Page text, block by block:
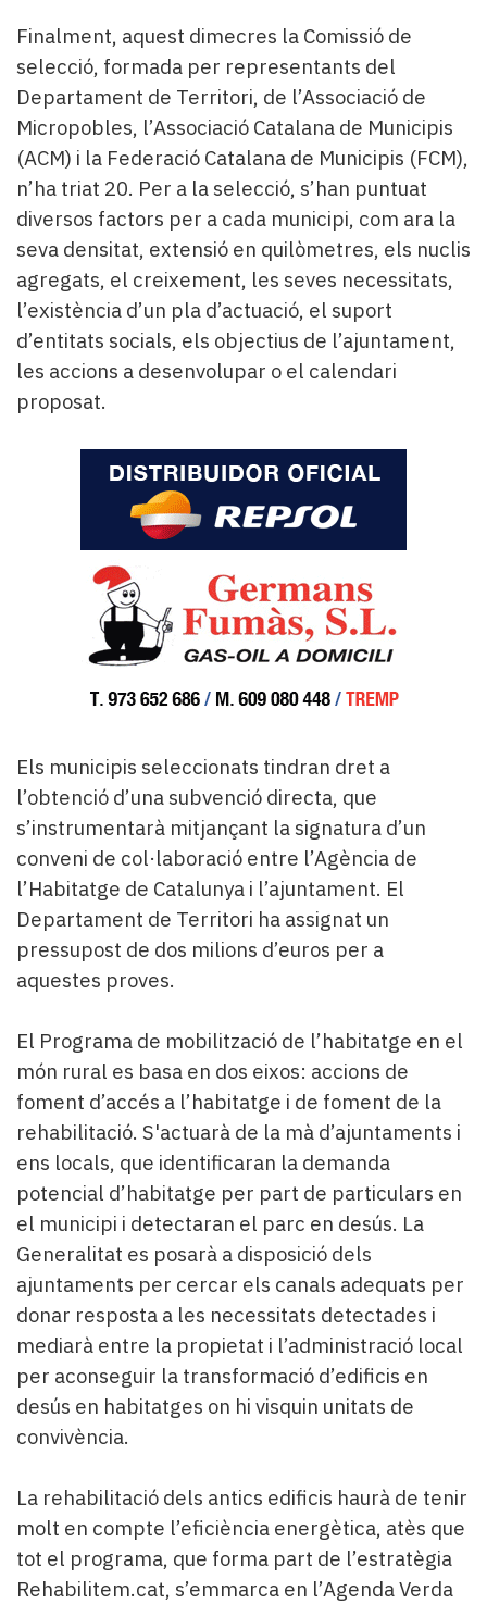
Finalment, aquest dimecres la Comissió de
selecció, formada per representants del
Departament de Territori, de l’Associació de
Micropobles, l’Associació Catalana de Municipis
(ACM) i la Federació Catalana de Municipis (FCM),
n’ha triat 20. Per a la selecció, s’han puntuat
diversos factors per a cada municipi, com ara la
seva densitat, extensió en quilòmetres, els nuclis
agregats, el creixement, les seves necessitats,
l’existència d’un pla d’actuació, el suport
d’entitats socials, els objectius de l’ajuntament,
les accions a desenvolupar o el calendari
proposat.
Els municipis seleccionats tindran dret a
l’obtenció d’una subvenció directa, que
s’instrumentarà mitjançant la signatura d’un
conveni de col·laboració entre l’Agència de
l’Habitatge de Catalunya i l’ajuntament. El
Departament de Territori ha assignat un
pressupost de dos milions d’euros per a
aquestes proves.
El Programa de mobilització de l’habitatge en el
món rural es basa en dos eixos: accions de
foment d’accés a l’habitatge i de foment de la
rehabilitació. S'actuarà de la mà d’ajuntaments i
ens locals, que identificaran la demanda
potencial d’habitatge per part de particulars en
el municipi i detectaran el parc en desús. La
Generalitat es posarà a disposició dels
ajuntaments per cercar els canals adequats per
donar resposta a les necessitats detectades i
mediarà entre la propietat i l’administració local
per aconseguir la transformació d’edificis en
desús en habitatges on hi visquin unitats de
convivència.
La rehabilitació dels antics edificis haurà de tenir
molt en compte l’eficiència energètica, atès que
tot el programa, que forma part de l’estratègia
Rehabilitem.cat, s’emmarca en l’Agenda Verda